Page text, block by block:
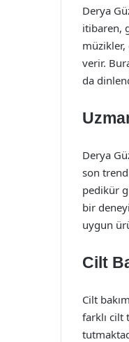
Derya
itibaren,
verir.
da
Derya
son
pedikür
bir
uygun
Cilt
Cilt
farklı cilt